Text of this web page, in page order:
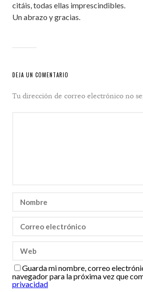
citáis, todas ellas imprescindibles.
Un abrazo y gracias.
DEJA UN COMENTARIO
Tu dirección de correo electrónico no
Guarda mi nombre, correo
navegador para la próxima vez que
privacidad